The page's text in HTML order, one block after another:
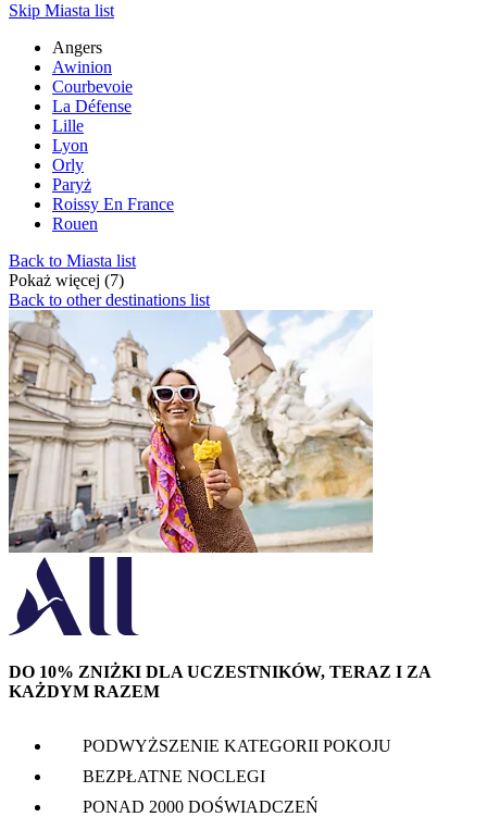
Skip Miasta list
Angers
Awinion
Courbevoie
La Défense
Lille
Lyon
Orly
Paryż
Roissy En France
Rouen
Back to Miasta list
Pokaż więcej (7)
Back to other destinations list
DO 10% ZNIŻKI DLA UCZESTNIKÓW, TERAZ I ZA
KAŻDYM RAZEM
PODWYŻSZENIE KATEGORII POKOJU
BEZPŁATNE NOCLEGI
PONAD 2000 DOŚWIADCZEŃ